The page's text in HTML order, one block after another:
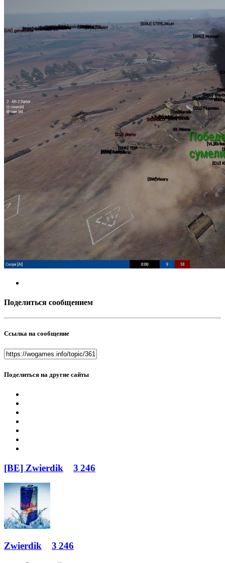
Поделиться сообщением
Ссылка на сообщение
Поделиться на другие сайты
[BE] Zwierdik 3 246
Zwierdik 3 246